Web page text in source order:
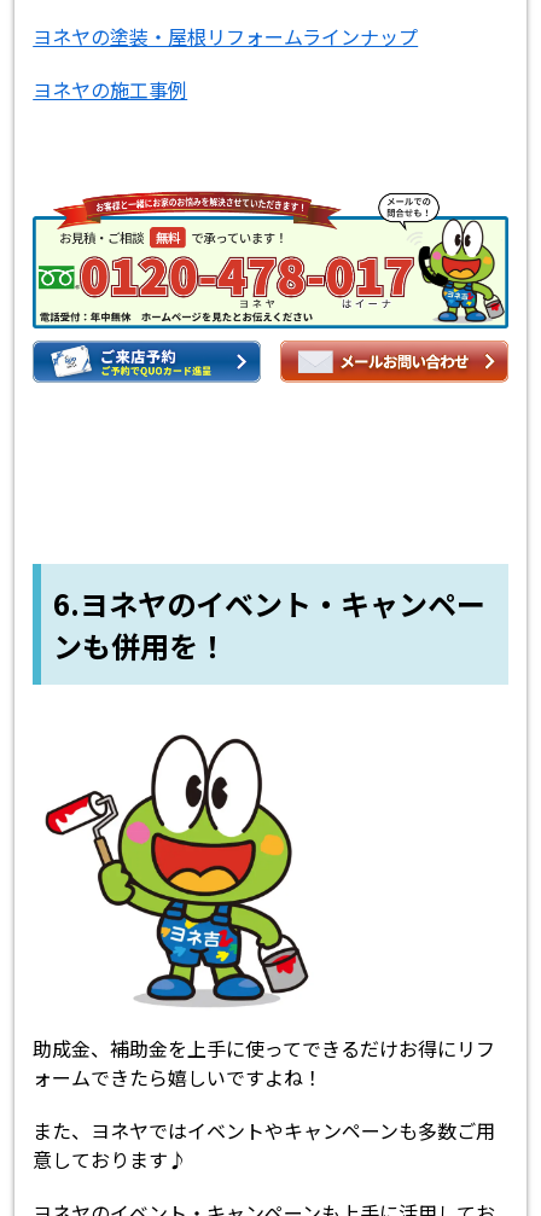
ヨネヤの塗装・屋根リフォームラインナップ
ヨネヤの施工事例
6.ヨネヤのイベント・キャンペー
ンも併用を！
助成金、補助金を上手に使ってできるだけお得にリフ
ォームできたら嬉しいですよね！
また、ヨネヤではイベントやキャンペーンも多数ご用
意しております♪